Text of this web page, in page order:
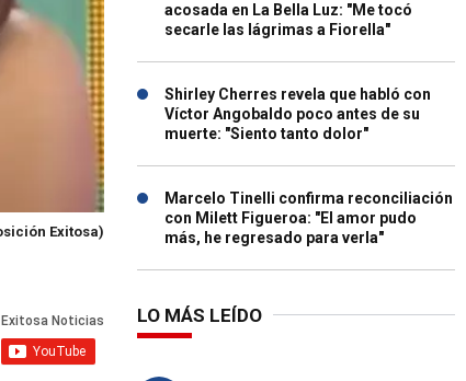
Exitosa)
acosada en La Bella Luz: "Me tocó
secarle las lágrimas a Fiorella"
Shirley Cherres revela que habló con
Víctor Angobaldo poco antes de su
muerte: "Siento tanto dolor"
Marcelo Tinelli confirma reconciliación
con Milett Figueroa: "El amor pudo
más, he regresado para verla"
LO MÁS LEÍDO